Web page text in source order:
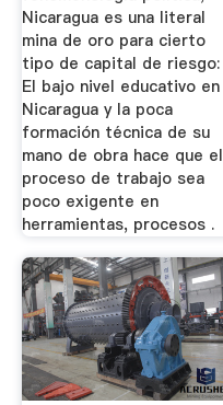
Nicaragua es una literal
mina de oro para cierto
tipo de capital de riesgo:
El bajo nivel educativo en
Nicaragua y la poca
formación técnica de su
mano de obra hace que el
proceso de trabajo sea
poco exigente en
herramientas, procesos .